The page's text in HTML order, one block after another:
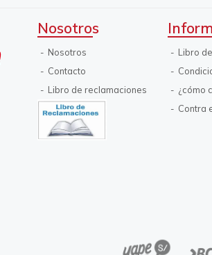
Nosotros
Nosotros
Contacto
Libro de reclamaciones
Libro
¿cómo
Contra